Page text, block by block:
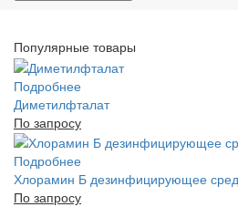
Популярные товары
Подробнее
Диметилфталат
По запросу
Подробнее
Хлорамин Б дезинфицирующее
По запросу